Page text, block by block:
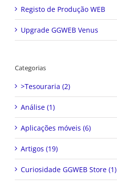
Registo de Produção WEB
Upgrade GGWEB Venus
Categorias
>Tesouraria (2)
Análise (1)
Aplicações móveis (6)
Artigos (19)
Curiosidade GGWEB Store (1)